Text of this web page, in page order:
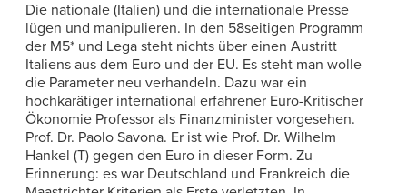
Die nationale (Italien) und die internationale Presse
lügen und manipulieren. In den 58seitigen Programm
der M5* und Lega steht nichts über einen Austritt
Italiens aus dem Euro und der EU. Es steht man wolle
die Parameter neu verhandeln. Dazu war ein
hochkarätiger international erfahrener Euro-Kritischer
Ökonomie Professor als Finanzminister vorgesehen.
Prof. Dr. Paolo Savona. Er ist wie Prof. Dr. Wilhelm
Hankel (T) gegen den Euro in dieser Form. Zu
Erinnerung: es war Deutschland und Frankreich die